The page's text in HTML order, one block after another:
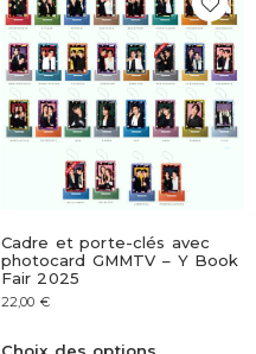
Cadre et porte-clés avec
photocard GMMTV – Y Book
Fair 2025
22,00 €
Choix des options